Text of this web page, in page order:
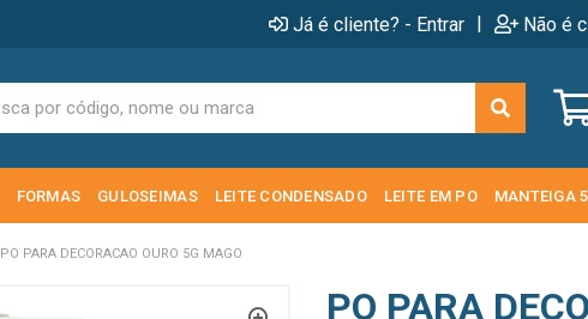
Já é cliente? - Entrar | Não é
FORMAS GULOSEIMAS LEITE CONDENSADO LEITE EM PO MANTEIGA
PO PARA DECORACAO OURO 5G MAGO
PO PARA